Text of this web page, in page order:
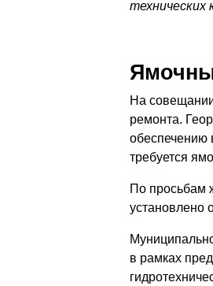
технических
На
ремонта.
обеспечению
требуется
По просьбам
установлено
в рамках